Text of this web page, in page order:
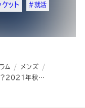
ット #就活
ジ
ム
メンズ
”無地のスーツ”にもトレンドはある！？2021年秋冬に着用したいスーツ